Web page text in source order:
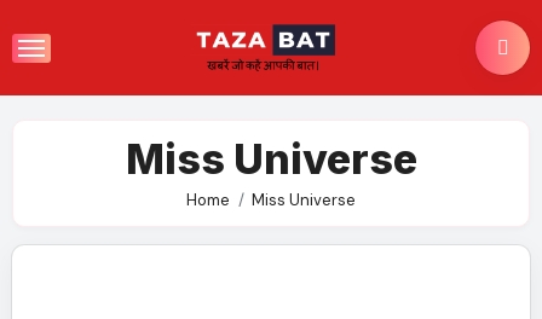
to
Miss Universe
Home Miss Universe